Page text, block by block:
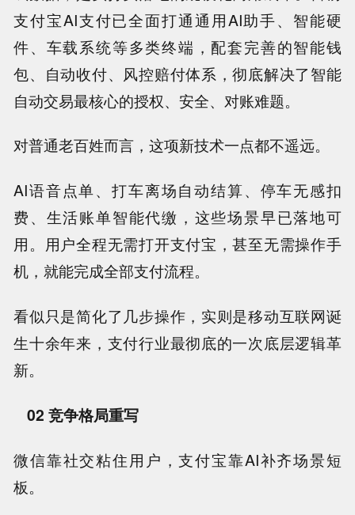
支付宝AI支付已全面打通通用AI助手、智能硬
件、车载系统等多类终端，配套完善的智能钱
包、自动收付、风控赔付体系，彻底解决了智能
自动交易最核心的授权、安全、对账难题。
对普通老百姓而言，这项新技术一点都不遥远。
AI语音点单、打车离场自动结算、停车无感扣
费、生活账单智能代缴，这些场景早已落地可
用。用户全程无需打开支付宝，甚至无需操作手
机，就能完成全部支付流程。
看似只是简化了几步操作，实则是移动互联网诞
生十余年来，支付行业最彻底的一次底层逻辑革
新。
02 竞争格局重写
微信靠社交粘住用户，支付宝靠AI补齐场景短
板。